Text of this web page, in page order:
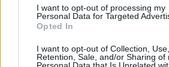
I want to opt-out of processing my
Personal Data for Targeted
Opted In
I want to opt-out of Collection, Use,
Retention, Sale, and/or Sharing of
Personal Data that Is Unrelated
Condividi l'articolo
F
a
T
w n h h